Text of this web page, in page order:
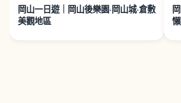
岡山一日遊｜岡山後樂園‧岡山城‧倉敷
美觀地區